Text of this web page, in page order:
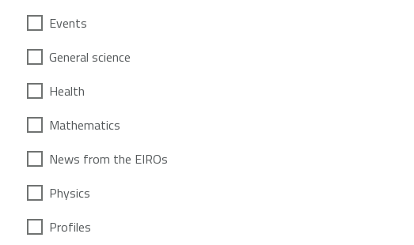
Events
General science
Health
Mathematics
News from the EIROs
Physics
Profiles